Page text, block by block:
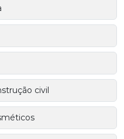
civil